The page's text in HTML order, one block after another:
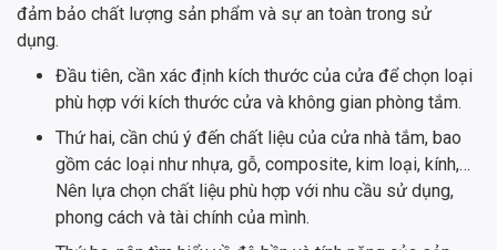
đảm bảo chất lượng sản phẩm và sự an toàn trong sử
dụng.
Đầu tiên, cần xác định kích thước của cửa để chọn loại
phù hợp với kích thước cửa và không gian phòng tắm.
Thứ hai, cần chú ý đến chất liệu của cửa nhà tắm, bao
gồm các loại như nhựa, gỗ, composite, kim loại, kính,…
Nên lựa chọn chất liệu phù hợp với nhu cầu sử dụng,
phong cách và tài chính của mình.